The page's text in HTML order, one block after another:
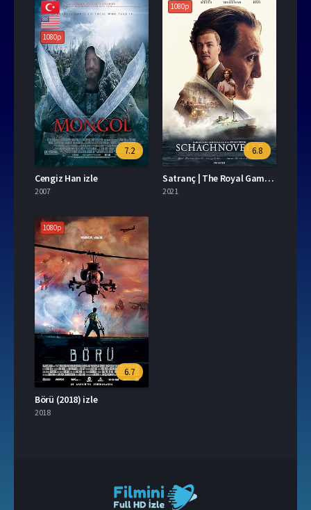
1080p
7.2
Cengiz Han izle
2007
1080p
6.8
Satranç | The Royal Game (2021) izle
2021
1080p
6.7
Börü (2018) izle
2018